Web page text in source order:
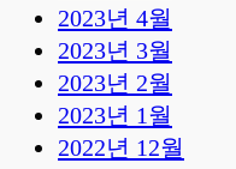
2023년 4월
2023년 3월
2023년 2월
2023년 1월
2022년 12월